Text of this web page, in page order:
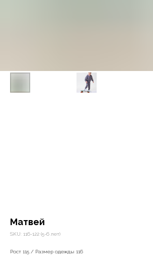
Матвей
SKU: 116-122 (5-6 лет)
Рост 115 / Размер одежды 116